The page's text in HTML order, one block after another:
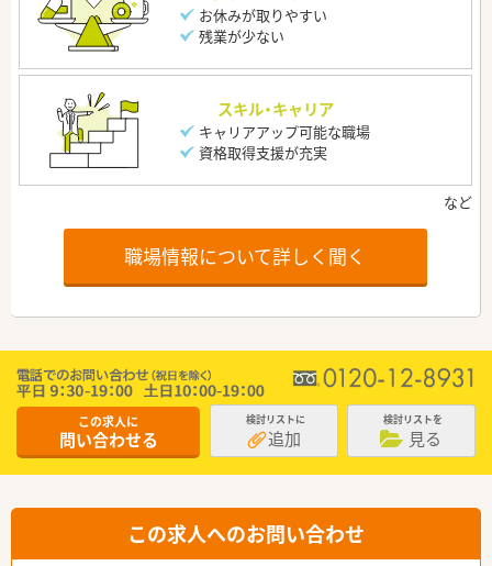
お休みが取りやすい
残業が少ない
スキル・キャリア
キャリアアップ可能な職場
資格取得支援が充実
職場情報について詳しく聞く
この求人に
問い合わせる
検討リストに
追加
検討リストを
見る
この求人へのお問い合わせ